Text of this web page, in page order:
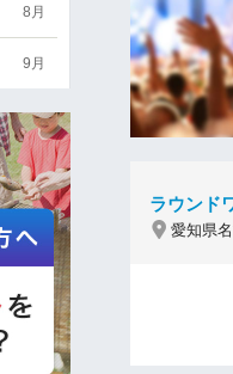
ラウンド
愛知県
8月
9月